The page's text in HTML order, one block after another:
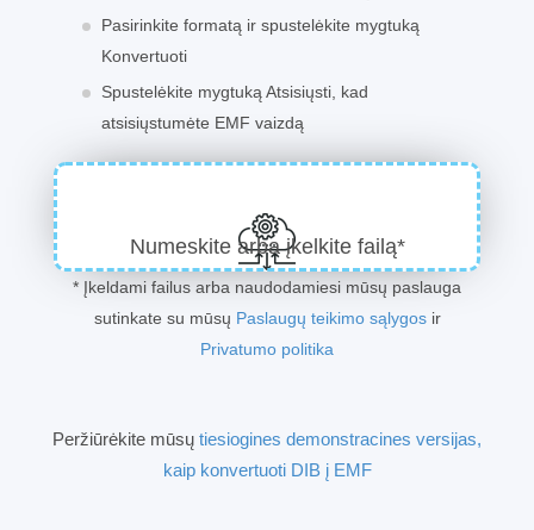
Pasirinkite formatą ir spustelėkite mygtuką
Konvertuoti
Spustelėkite mygtuką Atsisiųsti, kad
atsisiųstumėte EMF vaizdą
Numeskite arba įkelkite failą*
* Įkeldami failus arba naudodamiesi mūsų paslauga
sutinkate su mūsų Paslaugų teikimo sąlygosir
Privatumo politika
Peržiūrėkite mūsų tiesiogines demonstracines versijas,
kaip konvertuoti DIB į EMF